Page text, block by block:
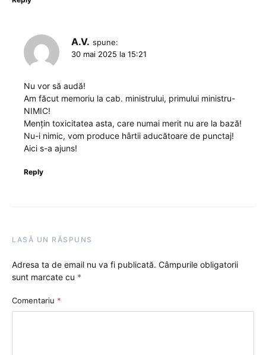
A.V. spune:
30 mai 2025 la 15:21
Nu vor să audă!
Am făcut memoriu la cab. ministrului, primului ministru-
NIMIC!
Mențin toxicitatea asta, care numai merit nu are la bază!
Nu-i nimic, vom produce hârtii aducătoare de punctaj!
Aici s-a ajuns!
Reply
LASĂ UN RĂSPUNS
Adresa ta de email nu va fi publicată. Câmpurile obligatorii
sunt marcate cu *
Comentariu *